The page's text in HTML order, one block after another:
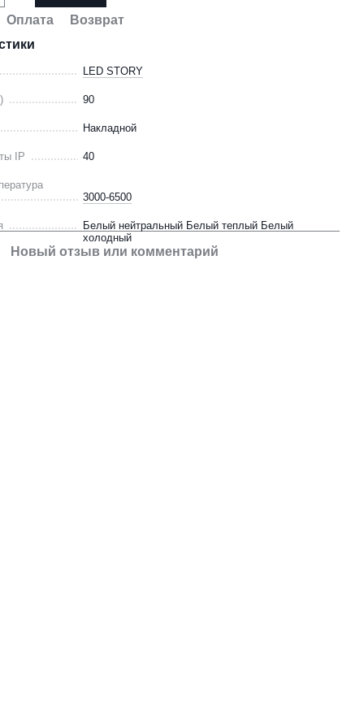
Оплата
Возврат
LED STORY
90
Накладной
IP 40
3000-6500
Белый нейтральный Белый теплый Белый
холодный
Новый отзыв или комментарий